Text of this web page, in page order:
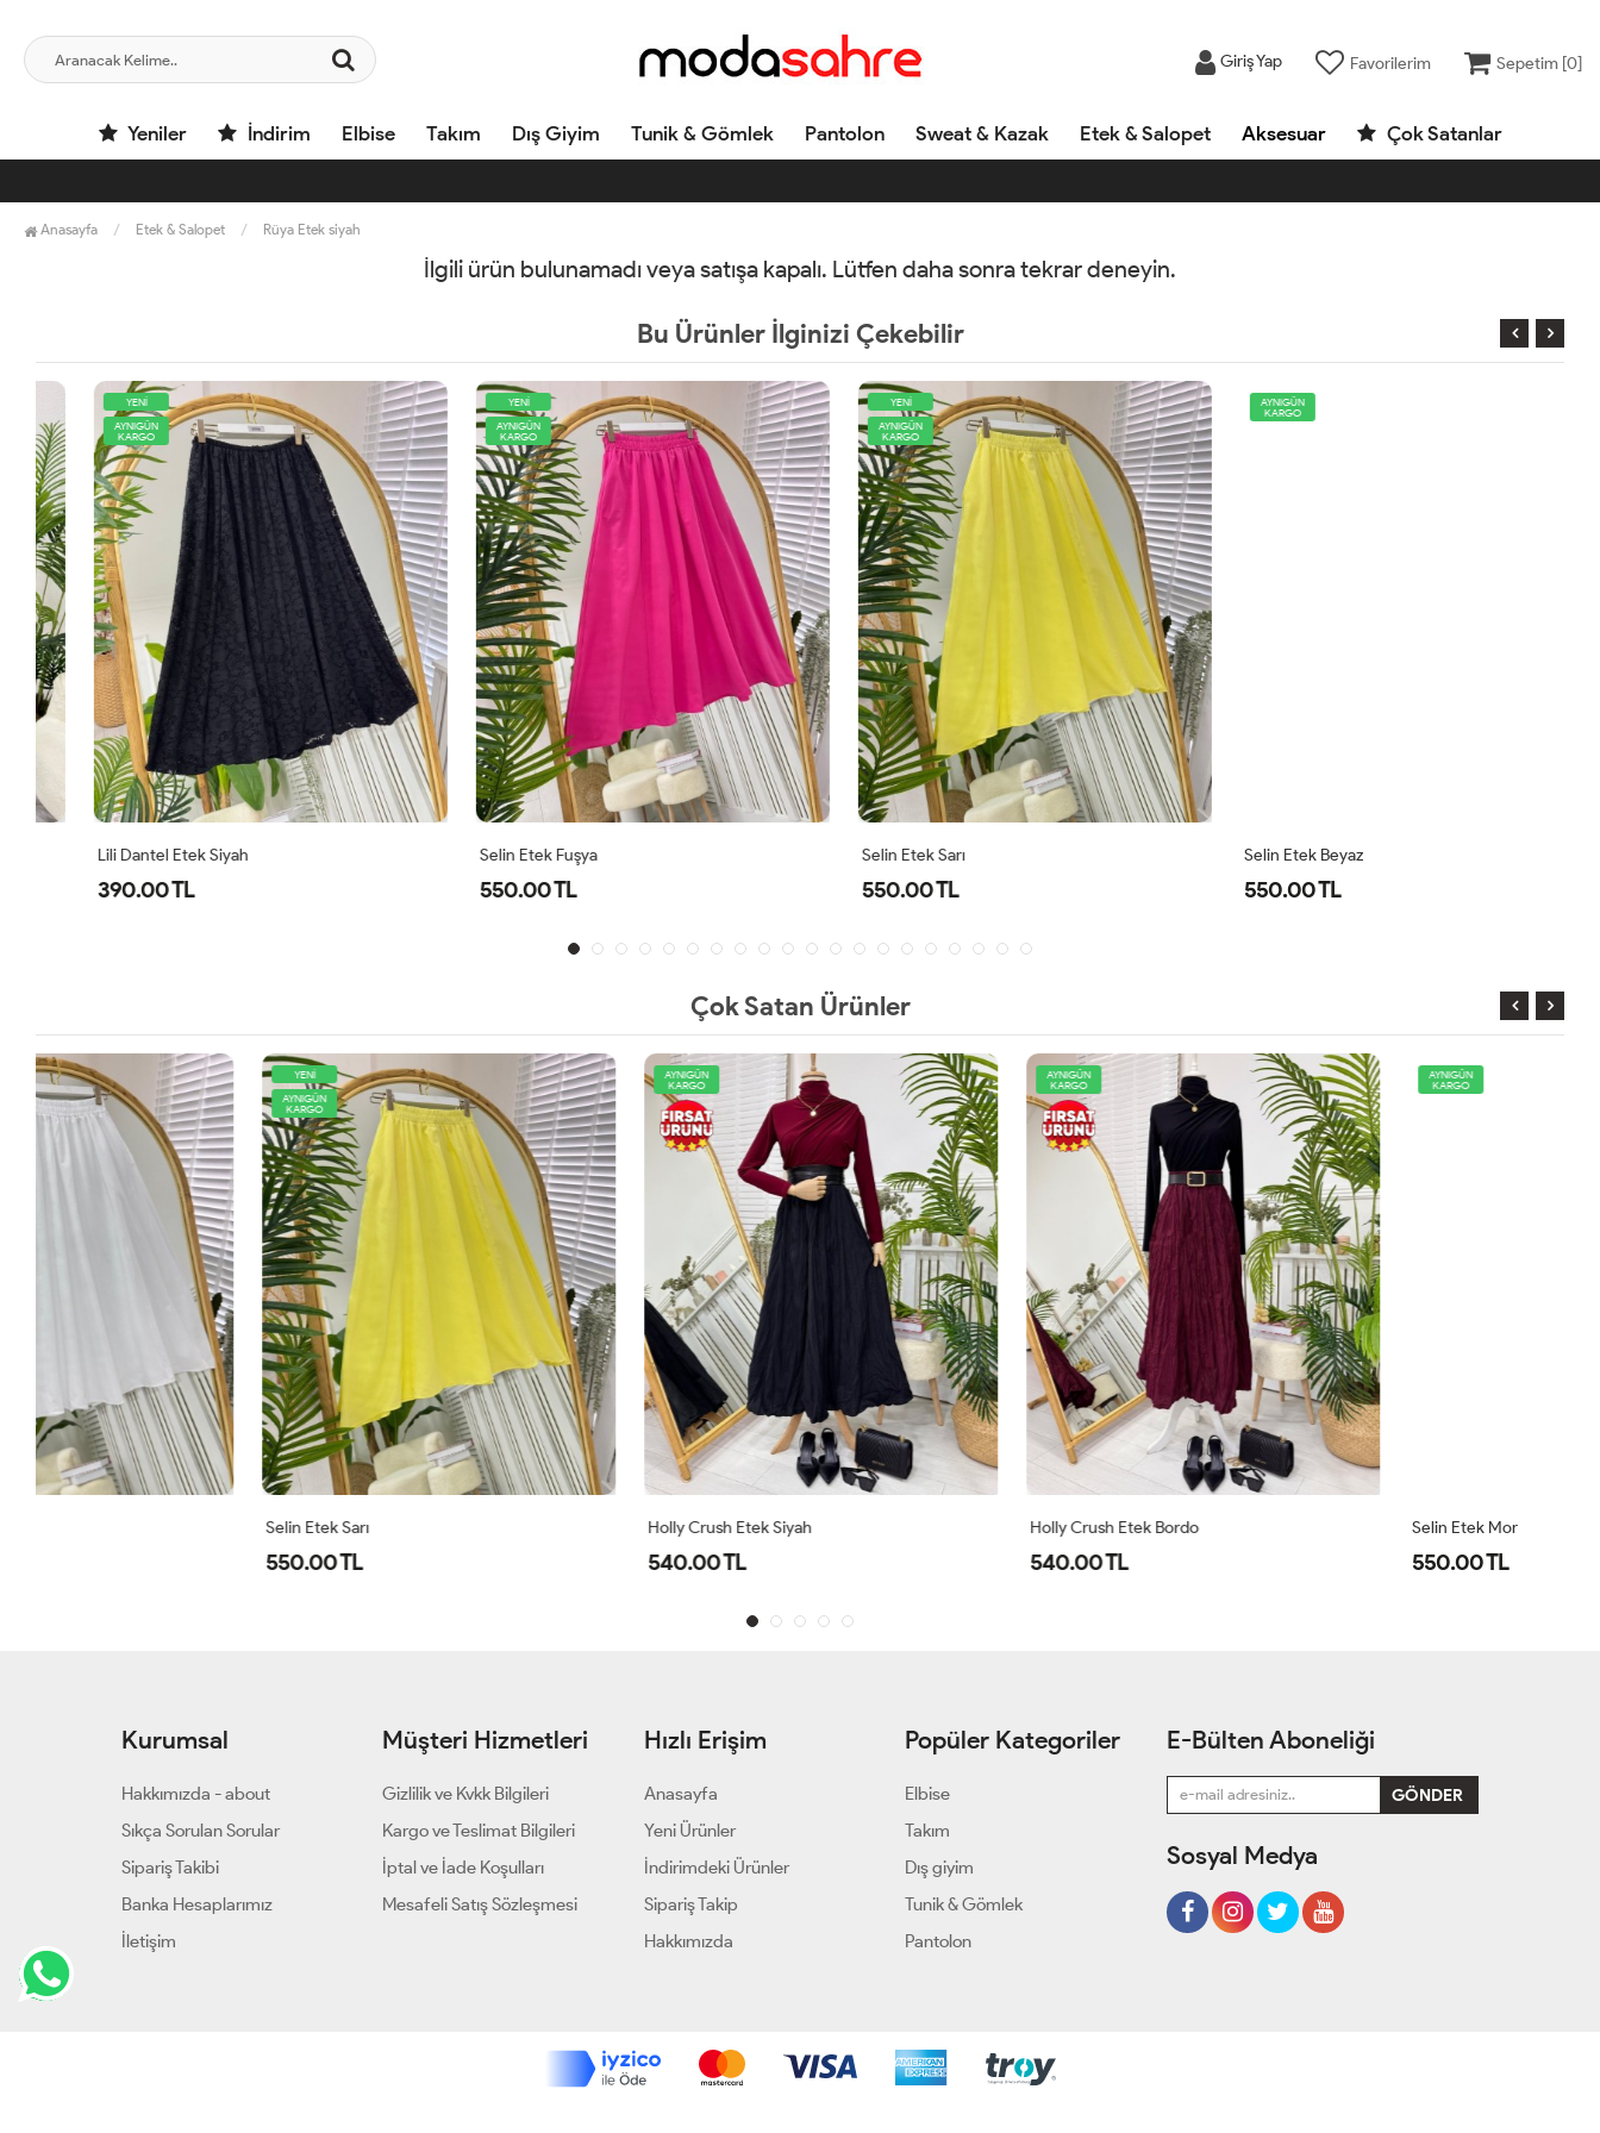
Giriş Yap Favorilerim Sepetim [0]
Yeniler İndirim Elbise Takım Dış Giyim Tunik & Gömlek Pantolon Sweat & Kazak Etek & Salopet Aksesuar Çok Satanlar
Anasayfa Etek & Salopet Rüya Etek siyah
İlgili ürün bulunamadı veya satışa kapalı. Lütfen daha sonra tekrar deneyin.
Bu Ürünler İlginizi Çekebilir
KARGO
Lili Dantel Etek Siyah
390.00 TL
AYNIGÜN
KARGO
Selin Etek Fuşya
550.00 TL
YENİ
AYNIGÜN
KARGO
Selin Etek Sarı
550.00 TL
Selin Etek Beyaz
550.00 TL
Çok Satan Ürünler
YENİ
AYNIGÜN
KARGO
KARGO
AYNIGÜN
KARGO
Kurumsal
Hakkımızda - about
Sıkça Sorulan Sorular
Sipariş Takibi
Banka Hesaplarımız
İletişim
Müşteri Hizmetleri
Gizlilik ve Kvkk Bilgileri
Kargo ve Teslimat Bilgileri
İptal ve İade Koşulları
Mesafeli Satış Sözleşmesi
Hızlı Erişim
Anasayfa
Yeni Ürünler
İndirimdeki Ürünler
Sipariş Takip
Hakkımızda
Popüler Kategoriler
Elbise
Takım
Dış giyim
Tunik & Gömlek
Pantolon
E-Bülten Aboneliği
Sosyal Medya